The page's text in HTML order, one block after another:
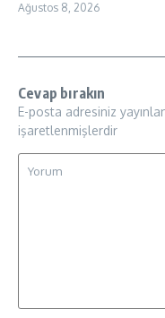
Ağustos 8, 2026
Cevap bırakın
E-posta adresiniz
işaretlenmişlerdir